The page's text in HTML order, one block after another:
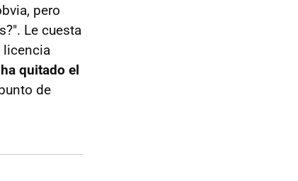
pero
Le cuesta
licencia
quitado el
de